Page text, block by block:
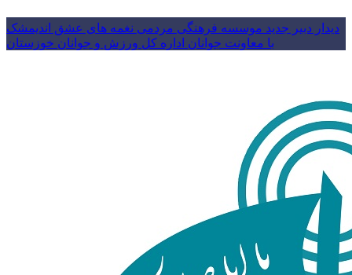
دیدار دبیر جدید موسسه فرهنگی مردمی نغمه های عشق اندیمشک
با معاونت جوانان اداره کل ورزش و جوانان خوزستان